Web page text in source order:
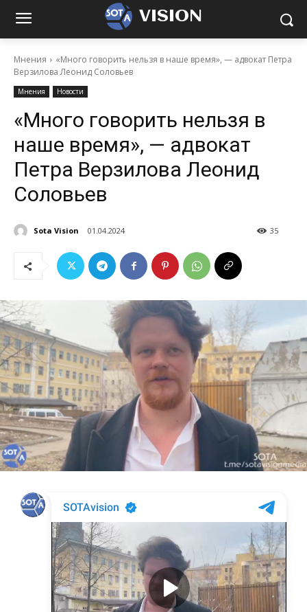
VISION
Мнения
«Много говорить нельзя в наше время», — адвокат Петра
Верзилова Леонид Соловьев
Мнения Новости
«Много говорить нельзя в
наше время», — адвокат
Петра Верзилова Леонид
Соловьев
Sota Vision 01.04.2024 35